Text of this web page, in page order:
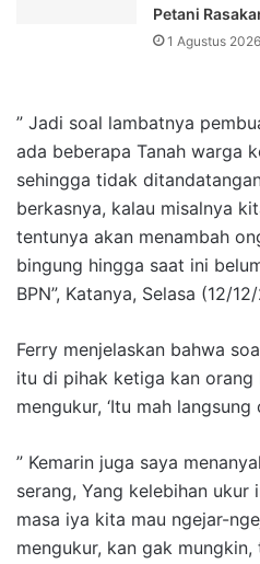
Petani
1 Agustus 2026
” Jadi soal lambatnya
ada beberapa Tanah warga
sehingga tidak
berkasnya, kalau misalnya
tentunya akan menambah
bingung hingga saat ini
BPN”, Katanya, Selasa (12/
Ferry menjelaskan bahwa
itu di pihak ketiga kan orang
mengukur, ‘Itu mah langsung
” Kemarin juga saya
serang, Yang kelebihan ukur
masa iya kita mau ngejar-
mengukur, kan gak